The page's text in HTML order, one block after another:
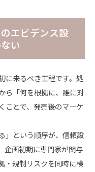
エビデンス設
い
に来るべき工程です。処
ら「何を根拠に、誰に対
ことで、発売後のマーケ
」という順序が、信頼設
企画初期に専門家が関与
・規制リスクを同時に検